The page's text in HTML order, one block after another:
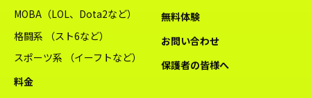
MOBA（LOL、Dota2など）
格闘系 （スト6など）
スポーツ系 （イーフトなど）
料金
無料体験
お問い合わせ
保護者の皆様へ